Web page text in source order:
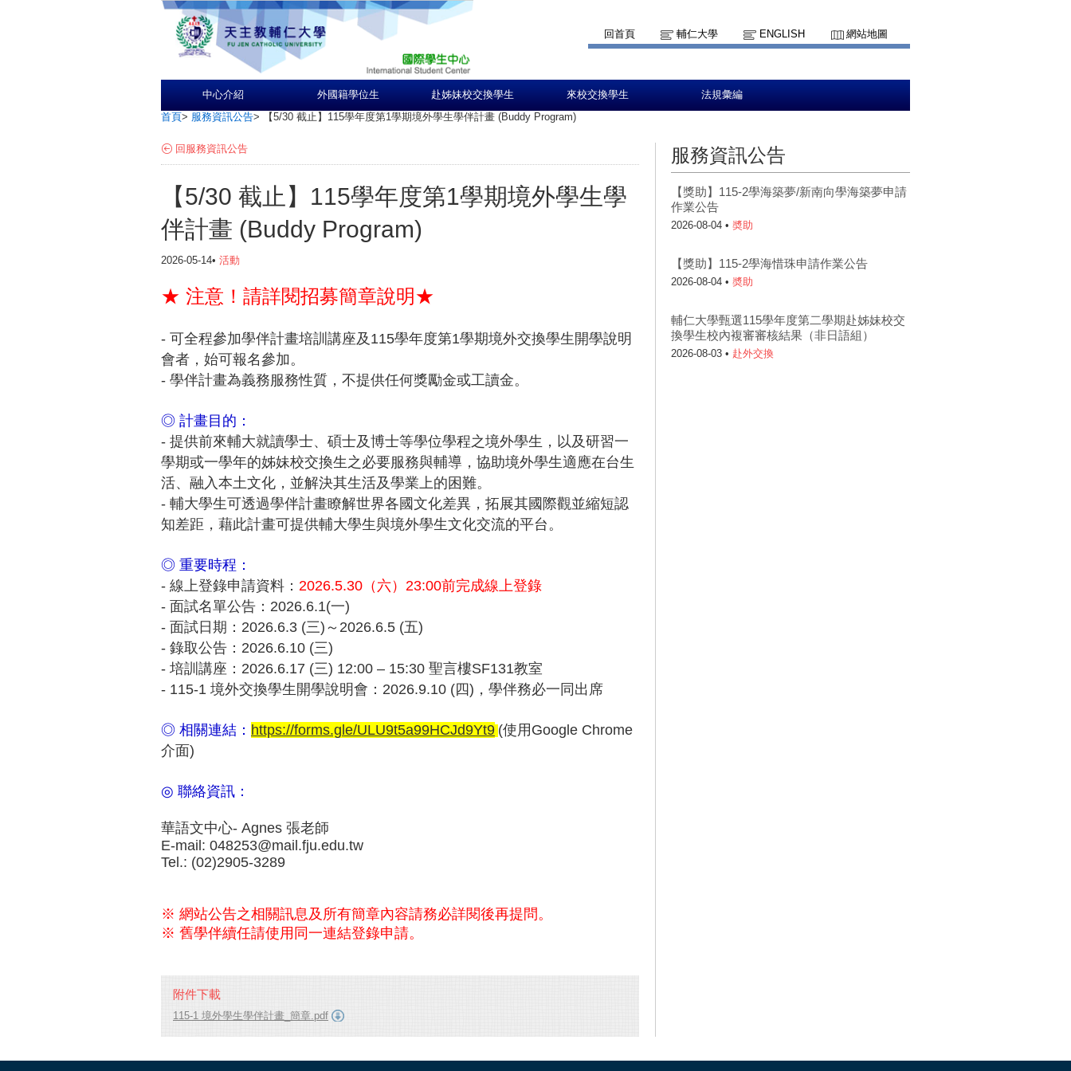
回首頁 輔仁大學 ENGLISH 網站地圖
中心介紹 外國籍學位生 赴姊妹校交換學生 來校交換學生 法規彙編
首頁> 服務資訊公告> 【5/30 截止】115學年度第1學期境外學生學伴計畫 (Buddy Program)
回服務資訊公告
【5/30 截止】115學年度第1學期境外學生學
伴計畫 (Buddy Program)
2026-05-14• 活動
★ 注意！請詳閱招募簡章說明★
- 可全程參加學伴計畫培訓講座及115學年度第1學期境外交換學生開學說明
會者，始可報名參加。
- 學伴計畫為義務服務性質，不提供任何獎勵金或工讀金。
◎ 計畫目的：
- 提供前來輔大就讀學士、碩士及博士等學位學程之境外學生，以及研習一
學期或一學年的姊妹校交換生之必要服務與輔導，協助境外學生適應在台生
活、融入本土文化，並解決其生活及學業上的困難。
- 輔大學生可透過學伴計畫瞭解世界各國文化差異，拓展其國際觀並縮短認
知差距，藉此計畫可提供輔大學生與境外學生文化交流的平台。
◎ 重要時程：
- 線上登錄申請資料： 2026.5.30（六）23:00前完成線上登錄
- 面試名單公告：2026.6.1(一)
- 面試日期：2026.6.3 (三)～2026.6.5 (五)
- 錄取公告：2026.6.10 (三)
- 培訓講座：2026.6.17 (三) 12:00 – 15:30 聖言樓SF131教室
- 115-1 境外交換學生開學說明會：2026.9.10 (四)，學伴務必一同出席
◎ 相關連結： https://forms.gle/ULU9t5a99HCJd9Yt9 (使用Google Chrome
介面)
◎ 聯絡資訊：
華語文中心- Agnes 張老師
E-mail: 048253@mail.fju.edu.tw
Tel.: (02)2905-3289
※ 網站公告之相關訊息及所有簡章內容請務必詳閱後再提問。
※ 舊學伴續任請使用同一連結登錄申請。
附件下載
115-1 境外學生學伴計畫_簡章.pdf
服務資訊公告
【獎助】115-2學海築夢/新南向學海築夢申請
作業公告
2026-08-04 • 奬助
【獎助】115-2學海惜珠申請作業公告
2026-08-04 • 奬助
輔仁大學甄選115學年度第二學期赴姊妹校交
換學生校內複審審核結果（非日語組）
2026-08-03 • 赴外交換